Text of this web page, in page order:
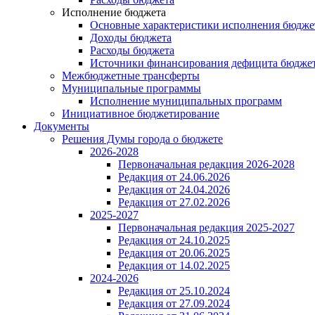
Исполнение бюджета
Основные характеристики исполнения
Доходы бюджета
Расходы бюджета
Источники финансирования дефицита
Межбюджетные трансферты
Муниципальные программы
Исполнение муниципальных программ
Инициативное бюджетирование
Документы
Решения Думы города о бюджете
2026-2028
Первоначальная редакция 2026-2028
Редакция от 24.06.2026
Редакция от 24.04.2026
Редакция от 27.02.2026
2025-2027
Первоначальная редакция 2025-2027
Редакция от 24.10.2025
Редакция от 20.06.2025
Редакция от 14.02.2025
2024-2026
Редакция от 25.10.2024
Редакция от 27.09.2024